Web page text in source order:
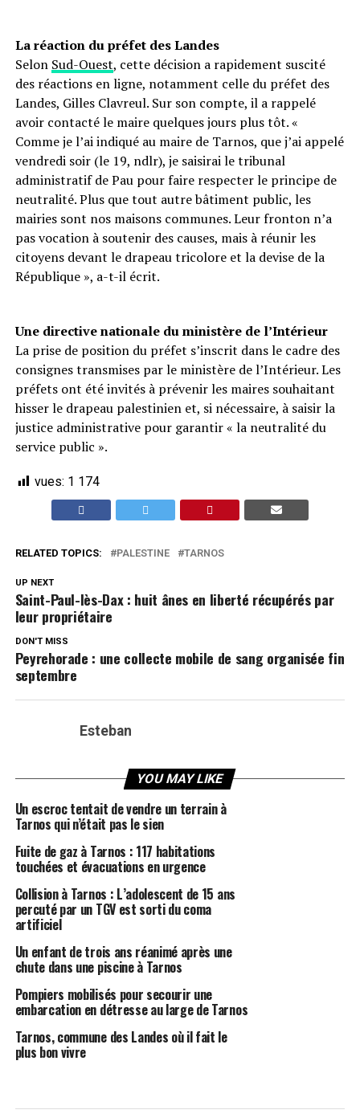
La réaction du préfet des Landes
Selon Sud-Ouest, cette décision a rapidement suscité
des réactions en ligne, notamment celle du préfet des
Landes, Gilles Clavreul. Sur son compte, il a rappelé
avoir contacté le maire quelques jours plus tôt. «
Comme je l’ai indiqué au maire de Tarnos, que j’ai appelé
vendredi soir (le 19, ndlr), je saisirai le tribunal
administratif de Pau pour faire respecter le principe de
neutralité. Plus que tout autre bâtiment public, les
mairies sont nos maisons communes. Leur fronton n’a
pas vocation à soutenir des causes, mais à réunir les
citoyens devant le drapeau tricolore et la devise de la
République », a-t-il écrit.
Une directive nationale du ministère de l’Intérieur
La prise de position du préfet s’inscrit dans le cadre des
consignes transmises par le ministère de l’Intérieur. Les
préfets ont été invités à prévenir les maires souhaitant
hisser le drapeau palestinien et, si nécessaire, à saisir la
justice administrative pour garantir « la neutralité du
service public ».
vues: 1 174
RELATED TOPICS: PALESTINE TARNOS
UP NEXT
Saint-Paul-lès-Dax : huit ânes en liberté récupérés par
leur propriétaire
DON'T MISS
Peyrehorade : une collecte mobile de sang organisée fin
septembre
Esteban
YOU MAY LIKE
Un escroc tentait de vendre un terrain à
Tarnos qui n’était pas le sien
Fuite de gaz à Tarnos : 117 habitations
touchées et évacuations en urgence
Collision à Tarnos : L’adolescent de 15 ans
percuté par un TGV est sorti du coma
artificiel
Un enfant de trois ans réanimé après une
chute dans une piscine à Tarnos
Pompiers mobilisés pour secourir une
embarcation en détresse au large de Tarnos
Tarnos, commune des Landes où il fait le
plus bon vivre